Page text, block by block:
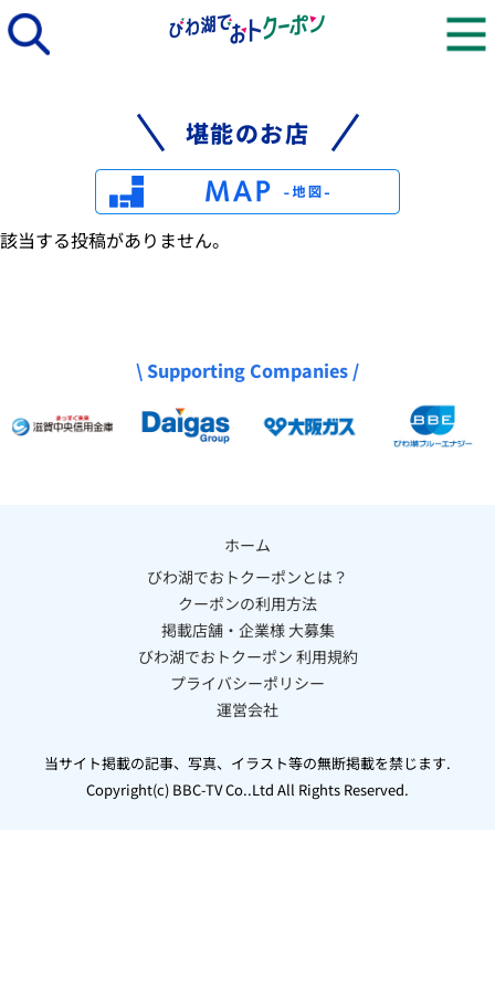
堪能のお店
該当する投稿がありません。
\ Supporting Companies /
ホーム
びわ湖でおトクーポンとは？
クーポンの利用方法
掲載店舗・企業様 大募集
びわ湖でおトクーポン 利用規約
プライバシーポリシー
運営会社
当サイト掲載の記事、写真、イラスト等の無断掲載を禁じます.
Copyright(c) BBC-TV Co..Ltd All Rights Reserved.